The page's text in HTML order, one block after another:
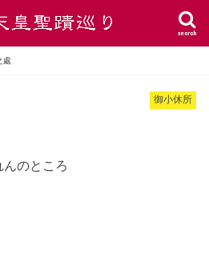
search
處
御小休所
のところ